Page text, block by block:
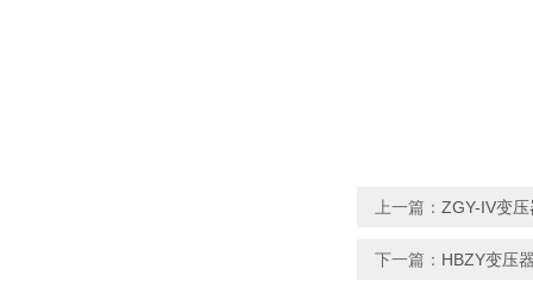
上一篇： ZGY-IV变
下一篇： HBZY变压